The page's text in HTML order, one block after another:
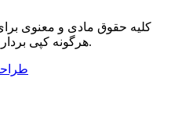
کلیه حقوق مادی و معنوی
هرگونه کپی برداری شامل پیگرد قانونی می باشد.